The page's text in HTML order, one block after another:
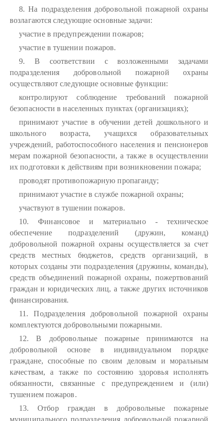
8. На подразделения добровольной пожарной охраны
возлагаются следующие основные задачи:
участие в предупреждении пожаров;
участие в тушении пожаров.
9. В соответствии с возложенными задачами
подразделения добровольной пожарной охраны
осуществляют следующие основные функции:
контролируют соблюдение требований пожарной
безопасности в населенных пунктах (организациях);
принимают участие в обучении детей дошкольного и
школьного возраста, учащихся образовательных
учреждений, работоспособного населения и пенсионеров
мерам пожарной безопасности, а также в осуществлении
их подготовки к действиям при возникновении пожара;
проводят противопожарную пропаганду;
принимают участие в службе пожарной охраны;
участвуют в тушении пожаров.
10. Финансовое и материально - техническое
обеспечение подразделений (дружин, команд)
добровольной пожарной охраны осуществляется за счет
средств местных бюджетов, средств организаций, в
которых созданы эти подразделения (дружины, команды),
средств объединений пожарной охраны, пожертвований
граждан и юридических лиц, а также других источников
финансирования.
11. Подразделения добровольной пожарной охраны
комплектуются добровольными пожарными.
12. В добровольные пожарные принимаются на
добровольной основе в индивидуальном порядке
граждане, способные по своим деловым и моральным
качествам, а также по состоянию здоровья исполнять
обязанности, связанные с предупреждением и (или)
тушением пожаров.
13. Отбор граждан в добровольные пожарные
муниципального подразделения добровольной пожарной